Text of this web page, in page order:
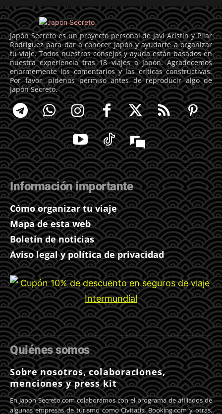
Japón Secreto es un proyecto personal de Javi Aristín y Pilar
Rodríguez para dar a conocer Japón y ayudarte a organizar
tu viaje. Todos nuestros consejos y ayuda están basados en
nuestra experiencia tras 18 viajes a Japón. Agradecemos
enormemente los comentarios y las críticas constructivas.
Por favor, pídenos permiso antes de reproducir algo de
Japón Secreto.
Información importante
Cómo organizar tu viaje
Mapa de esta web
Boletín de noticias
Aviso legal y política de privacidad
Quiénes somos
Sobre nosotros, colaboraciones,
menciones y press kit
En Japon-Secreto.com colaboramos con el programa de afiliados de
algunas empresas de turismo como Civitatis, Booking.com y otras.